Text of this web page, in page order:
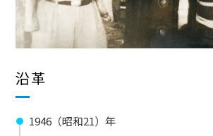
沿革
1946（昭和21）年